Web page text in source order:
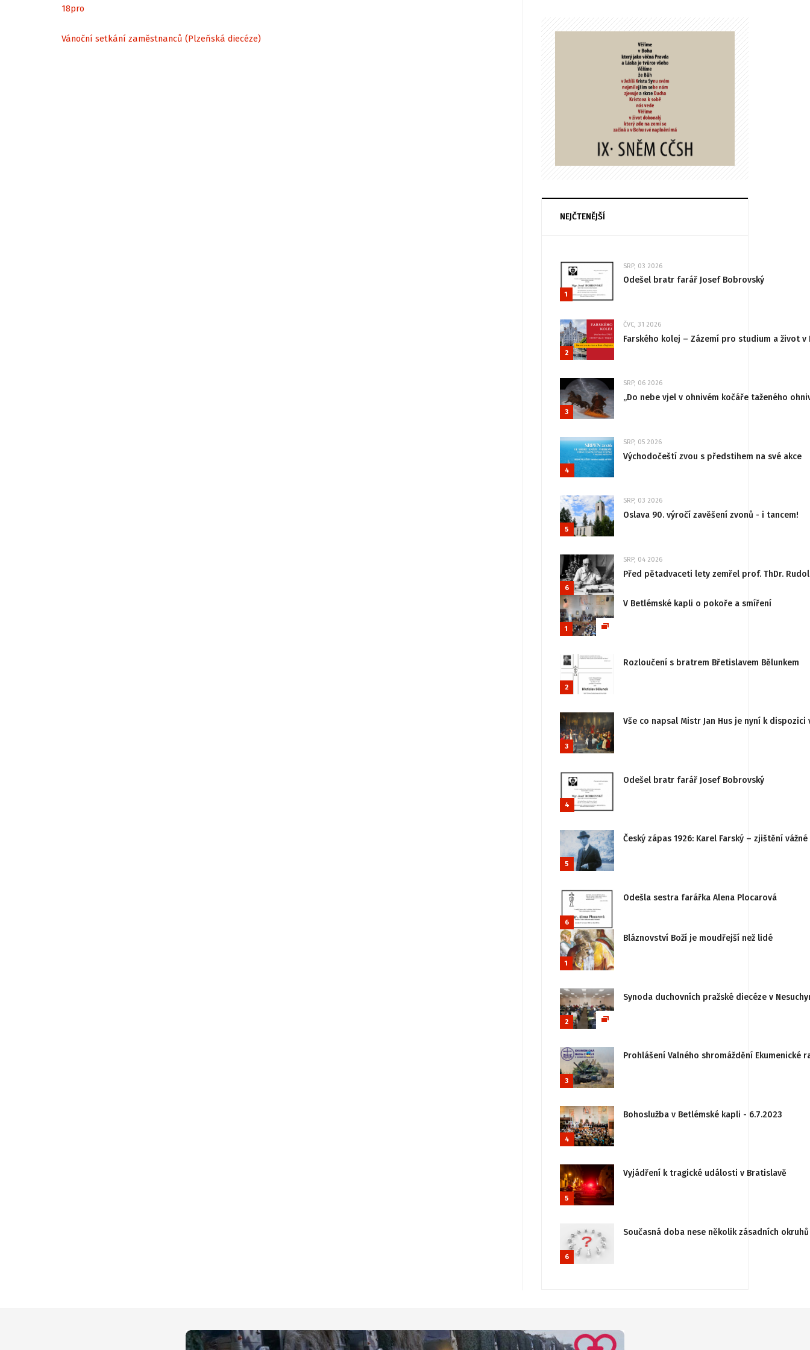
18pro
Vánoční setkání zaměstnanců (Plzeňská diecéze)
NEJČTENĚJŠÍ
1
SRP, 03 2026
Odešel bratr farář Josef Bobrovský
2
ČVC, 31 2026
Farského kolej – Zázemí pro studium a život v
3
SRP, 06 2026
„Do nebe vjel v ohnivém kočáře taženého
4
SRP, 05 2026
Východočeští zvou s předstihem na své akce
5
SRP, 03 2026
Oslava 90. výročí zavěšení zvonů - i tancem!
6
SRP, 04 2026
Před pětadvaceti lety zemřel prof. ThDr.
1
V Betlémské kapli o pokoře a smíření
2
Rozloučení s bratrem Břetislavem Bělunkem
3
Vše co napsal Mistr Jan Hus je nyní k
4
Odešel bratr farář Josef Bobrovský
5
Český zápas 1926: Karel Farský – zjištění
6
Odešla sestra farářka Alena Plocarová
1
Bláznovství Boží je moudřejší než lidé
2
Synoda duchovních pražské diecéze v
3
Prohlášení Valného shromáždění
4
Bohoslužba v Betlémské kapli - 6.7.2023
5
Vyjádření k tragické události v Bratislavě
6
Současná doba nese několik zásadních